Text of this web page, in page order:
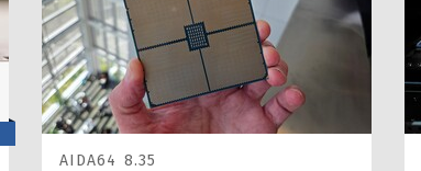
AIDA64 8.35